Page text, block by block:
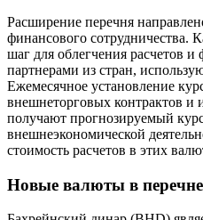
Расширение перечня
финансового сотрудничества.
шаг для облегчения расчетов
партнерами из стран,
Ежемесячное установление
внешнеторговых контрактов и
получают прогнозируемый
внешнеэкономической
стоимость расчетов в этих
Новые валюты в перечне